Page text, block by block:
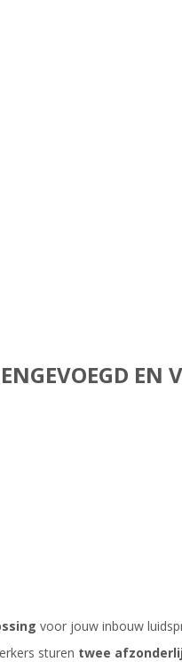
EN
voor jouw inbouw
sturen twee